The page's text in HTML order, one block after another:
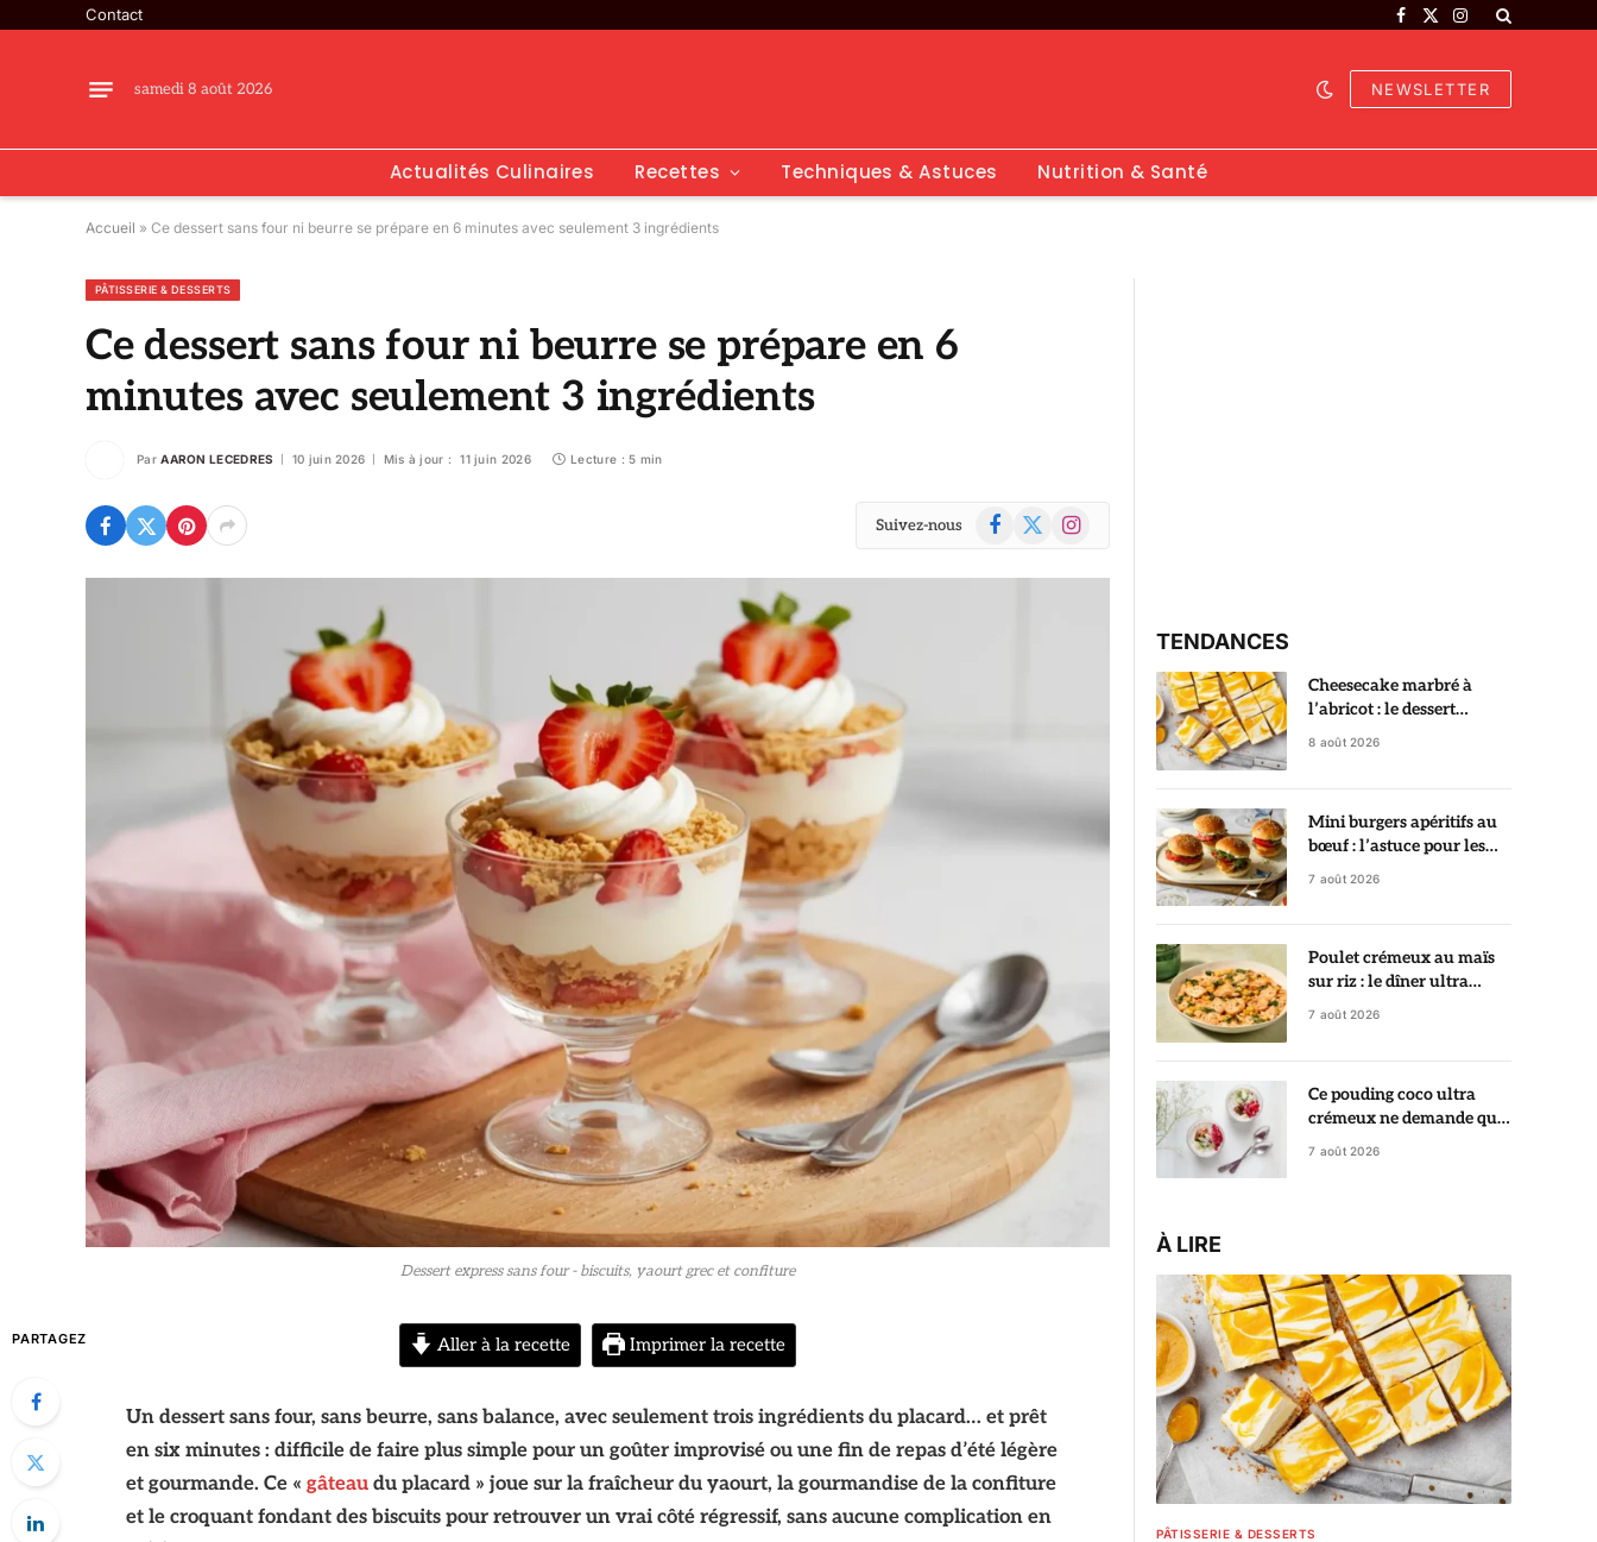
Contact
Facebook
X
Instagram
samedi 8 août 2026 NEWSLETTER
Actualités Culinaires Recettes Techniques & Astuces Nutrition & Santé
Accueil » Ce dessert sans four ni beurre se prépare en 6 minutes avec seulement 3 ingrédients
PÂTISSERIE & DESSERTS
Ce dessert sans four ni beurre se prépare en 6
minutes avec seulement 3 ingrédients
Par AARON LECEDRES 10 juin 2026 Mis à jour : 11 juin 2026 Lecture : 5 min
Suivez-nous Facebook
X
Instagram
Dessert express sans four - biscuits, yaourt grec et confiture
PARTAGEZ Aller à la recette Imprimer la recette
Un dessert sans four, sans beurre, sans balance, avec seulement trois ingrédients du placard… et prêt
en six minutes : difficile de faire plus simple pour un goûter improvisé ou une fin de repas d’été légère
et gourmande. Ce « gâteaudu placard » joue sur la fraîcheur du yaourt, la gourmandise de la confiture
et le croquant fondant des biscuits pour retrouver un vrai côté régressif, sans aucune complication en
TENDANCES
Cheesecake marbré à
l’abricot : le dessert
crémeux qui fait toujours
8 août 2026
Mini burgers apéritifs au
bœuf : l’astuce pour les
garder ultra juteux
7 août 2026
Poulet crémeux au maïs
sur riz : le dîner ultra
gourmand prêt en 35
7 août 2026
Ce pouding coco ultra
crémeux ne demande que
5 minutes de préparation
7 août 2026
À LIRE
PÂTISSERIE & DESSERTS